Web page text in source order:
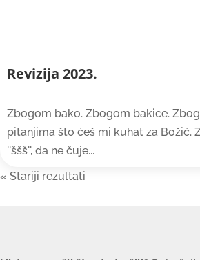
Revizija 2023.
Zbogom bako. Zbogom bakice.
pitanjima što ćeš mi kuhat za Božić.
''ššš'', da ne čuje...
« Older Entries